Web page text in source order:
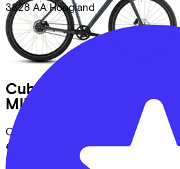
3828 AA Hoogland
Cube
MINERALBLUE/CHROME
Costs per month from
€30,41
Price